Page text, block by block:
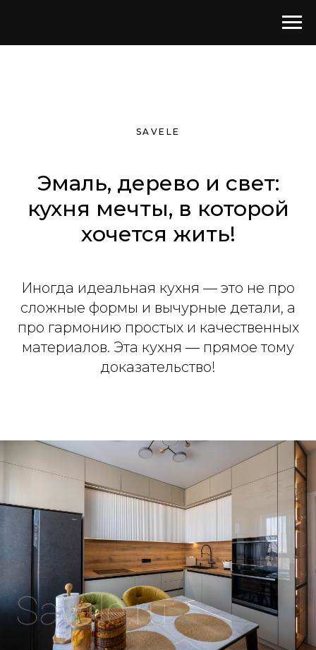
SAVELE
Эмаль, дерево и свет:
кухня мечты, в которой
хочется жить!
Иногда идеальная кухня — это не про
сложные формы и вычурные детали, а
про гармонию простых и качественных
материалов. Эта кухня — прямое тому
доказательство!